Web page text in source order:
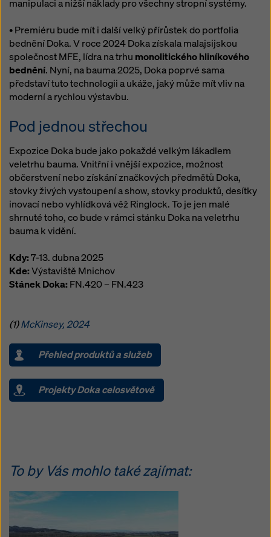
manipulaci a nižší náklady pro všechny stropní systémy.
• Premiéru bude mít i další velký přírůstek do portfolia
bednění Doka. V roce 2024 Doka získala malajsijskou
společnost MFE, lídra na trhu monolitického hliníkového
bednění. Nyní, na bauma 2025, Doka poprvé sama
představí tuto technologii a ukáže, jaký může mít vliv na
moderní a rychlou výstavbu.
Pod jednou střechou
Expozice Doka bude jako pokaždé velkým lákadlem
veletrhu bauma. Vnitřní i vnější expozice, možnost
občerstvení nebo získání značkových předmětů Doka,
stovky živých vystoupení a show, stovky produktů, desítky
inovací nebo vyhlídková věž Ringlock. To je jen malé
shrnuté toho, co bude v rámci stánku Doka na veletrhu
bauma k vidění.
Kdy:7-13. dubna 2025
Kde:Výstaviště Mnichov
Stánek Doka:FN.420 – FN.423
(1)McKinsey, 2024
Přehled produktů a služeb
Projekty Doka celosvětově
To by Vás mohlo také zajímat: